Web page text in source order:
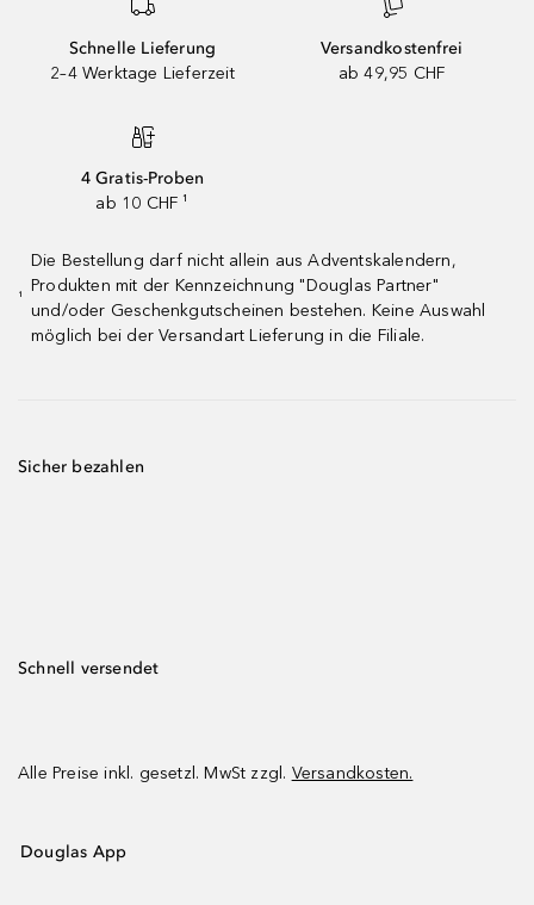
Schnelle Lieferung
2–4 Werktage Lieferzeit
Versandkostenfrei
ab 49,95 CHF
4 Gratis-Proben
ab 10 CHF ¹
¹
Die Bestellung darf nicht allein aus Adventskalendern,
Produkten mit der Kennzeichnung "Douglas Partner"
und/oder Geschenkgutscheinen bestehen. Keine Auswahl
möglich bei der Versandart Lieferung in die Filiale.
Sicher bezahlen
Schnell versendet
Alle Preise inkl. gesetzl. MwSt zzgl. Versandkosten.
Douglas App